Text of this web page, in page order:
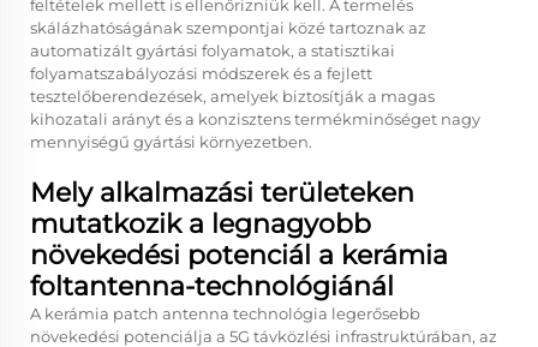
feltételek mellett is ellenőrizniük kell. A termelés
skálázhatóságának szempontjai közé tartoznak az
automatizált gyártási folyamatok, a statisztikai
folyamatszabályozási módszerek és a fejlett
tesztelőberendezések, amelyek biztosítják a magas
kihozatali arányt és a konzisztens termékminőséget nagy
mennyiségű gyártási környezetben.
Mely alkalmazási területeken
mutatkozik a legnagyobb
növekedési potenciál a kerámia
foltantenna-technológiánál
A kerámia patch antenna technológia legerősebb
növekedési potenciálja a 5G távközlési infrastruktúrában, az